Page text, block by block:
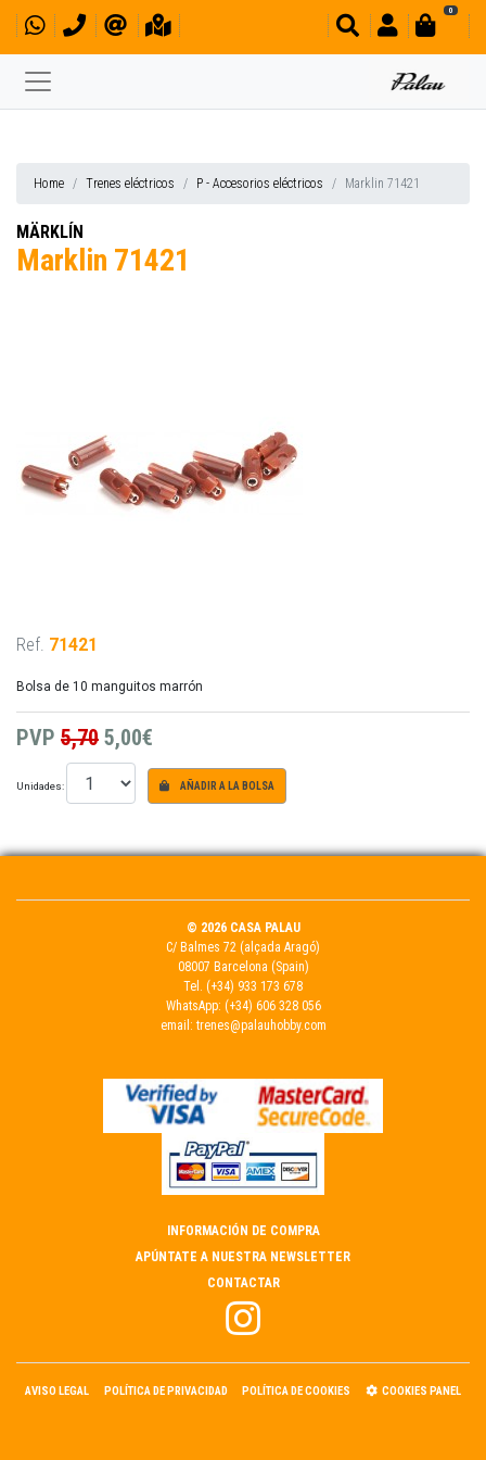
0
Home Trenes eléctricos P - Accesorios eléctricos Marklin 71421
MÄRKLÍN
Marklin 71421
Ref. 71421
Bolsa de 10 manguitos marrón
PVP 5,70 5,00€
Unidades: AÑADIR A LA BOLSA
© 2026 CASA PALAU
C/ Balmes 72 (alçada Aragó)
08007 Barcelona (Spain)
Tel. (+34) 933 173 678
WhatsApp: (+34) 606 328 056
email: trenes@palauhobby.com
INFORMACIÓN DE COMPRA
APÚNTATE A NUESTRA NEWSLETTER
CONTACTAR
AVISO LEGAL POLÍTICA DE PRIVACIDAD POLÍTICA DE COOKIES COOKIES PANEL